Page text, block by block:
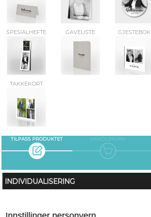
SPESIALHEFTE GAVELISTE GJESTEBOK
TAKKEKORT
TILPASS PRODUKTET HANDLEKURV
INDIVIDUALISERING